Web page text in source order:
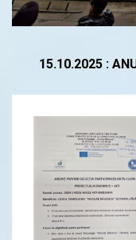
15.10.2025 :